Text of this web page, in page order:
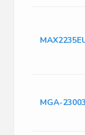
MGA-23003